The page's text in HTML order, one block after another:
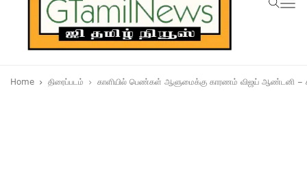
Home திரைப்படம் காளியில் பெண்கள் ஆளுமைக்கு காரணம் விஜய் ஆண்டனி –